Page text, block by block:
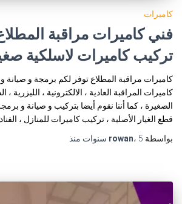
كاميرات
تركيب كاميرات لاسلكية
كاميرات مراقبة المطلاع توفر لكم برمجة و صيانة و
كاميرات المراقبة العادية ، الالكترونية ، الليزرية ،
الصغيرة ، كما أننا نقوم أيضا بتركيب و صيانة و
قطع الغيار الأصلية ، تركيب كاميرات للمنازل ،
بواسطة
rowan، 5 سنوات منذ